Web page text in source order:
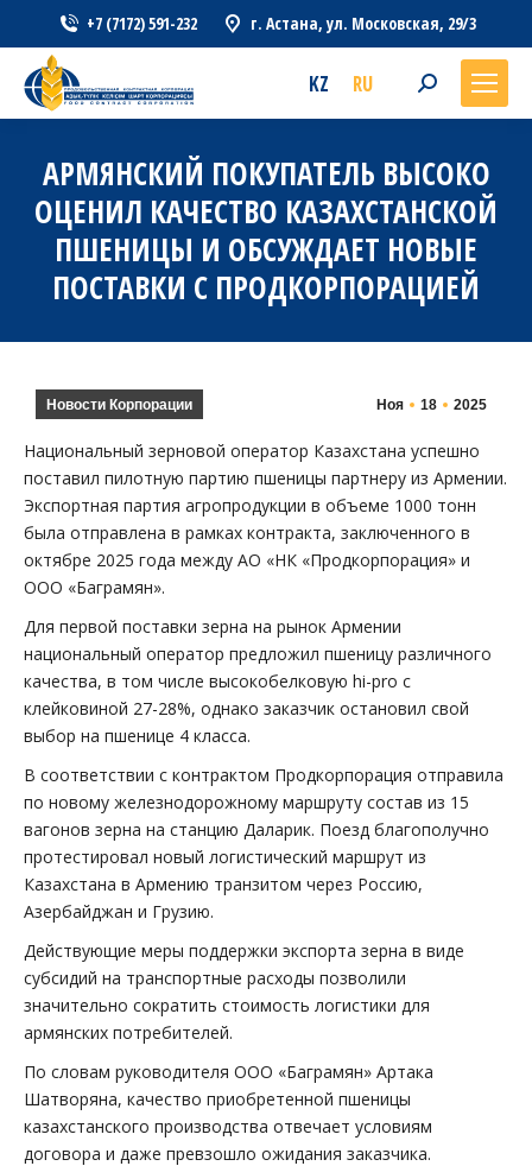
+7 (7172) 591-232 г. Астана, ул. Московская, 29/3
KZ RU Search:
АРМЯНСКИЙ ПОКУПАТЕЛЬ ВЫСОКО
ОЦЕНИЛ КАЧЕСТВО КАЗАХСТАНСКОЙ
ПШЕНИЦЫ И ОБСУЖДАЕТ НОВЫЕ
ПОСТАВКИ С ПРОДКОРПОРАЦИЕЙ
Ноя 18 2025
Новости Корпорации
Национальный зерновой оператор Казахстана успешно
поставил пилотную партию пшеницы партнеру из Армении.
Экспортная партия агропродукции в объеме 1000 тонн
была отправлена в рамках контракта, заключенного в
октябре 2025 года между АО «НК «Продкорпорация» и
ООО «Баграмян».
Для первой поставки зерна на рынок Армении
национальный оператор предложил пшеницу различного
качества, в том числе высокобелковую hi-pro c
клейковиной 27-28%, однако заказчик остановил свой
выбор на пшенице 4 класса.
В соответствии с контрактом Продкорпорация отправила
по новому железнодорожному маршруту состав из 15
вагонов зерна на станцию Даларик. Поезд благополучно
протестировал новый логистический маршрут из
Казахстана в Армению транзитом через Россию,
Азербайджан и Грузию.
Действующие меры поддержки экспорта зерна в виде
субсидий на транспортные расходы позволили
значительно сократить стоимость логистики для
армянских потребителей.
По словам руководителя ООО «Баграмян» Артака
Шатворяна, качество приобретенной пшеницы
казахстанского производства отвечает условиям
договора и даже превзошло ожидания заказчика.